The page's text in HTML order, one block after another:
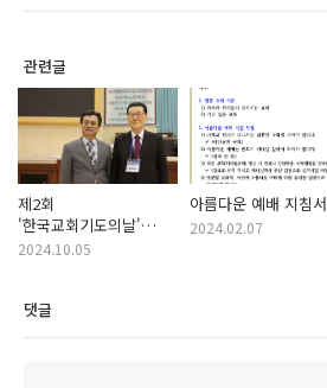
관련글
제2회
'한국교회기도의날'
24.10.03
2024.10.05
아름다운 예배 지침서
2024.02.07
댓글